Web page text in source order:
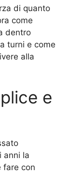
di quanto
come
dentro
turni e come
alla
e
anni la
fare con